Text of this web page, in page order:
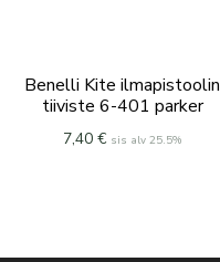
Benelli Kite ilmapistoolin
tiiviste 6-401 parker
7,40 € sis alv 25.5%